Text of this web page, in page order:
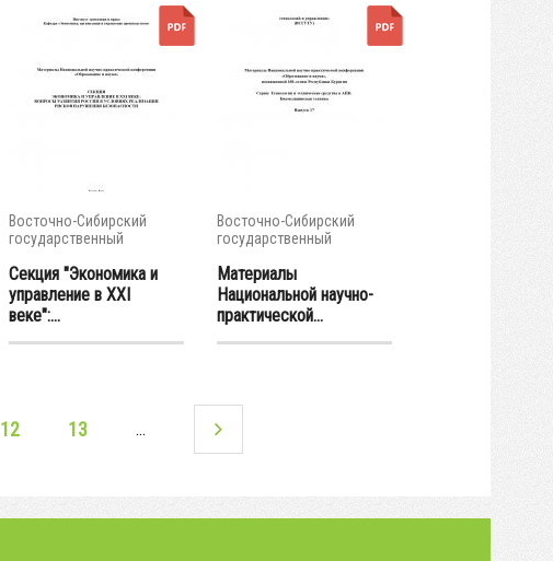
Восточно-Сибирский
государственный
Секция "Экономика и
управление в XXI
веке":...
Восточно-Сибирский
государственный
Материалы
Национальной научно-
практической...
12 13 …